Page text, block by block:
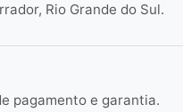
Rio Grande do Sul.
pagamento e garantia.